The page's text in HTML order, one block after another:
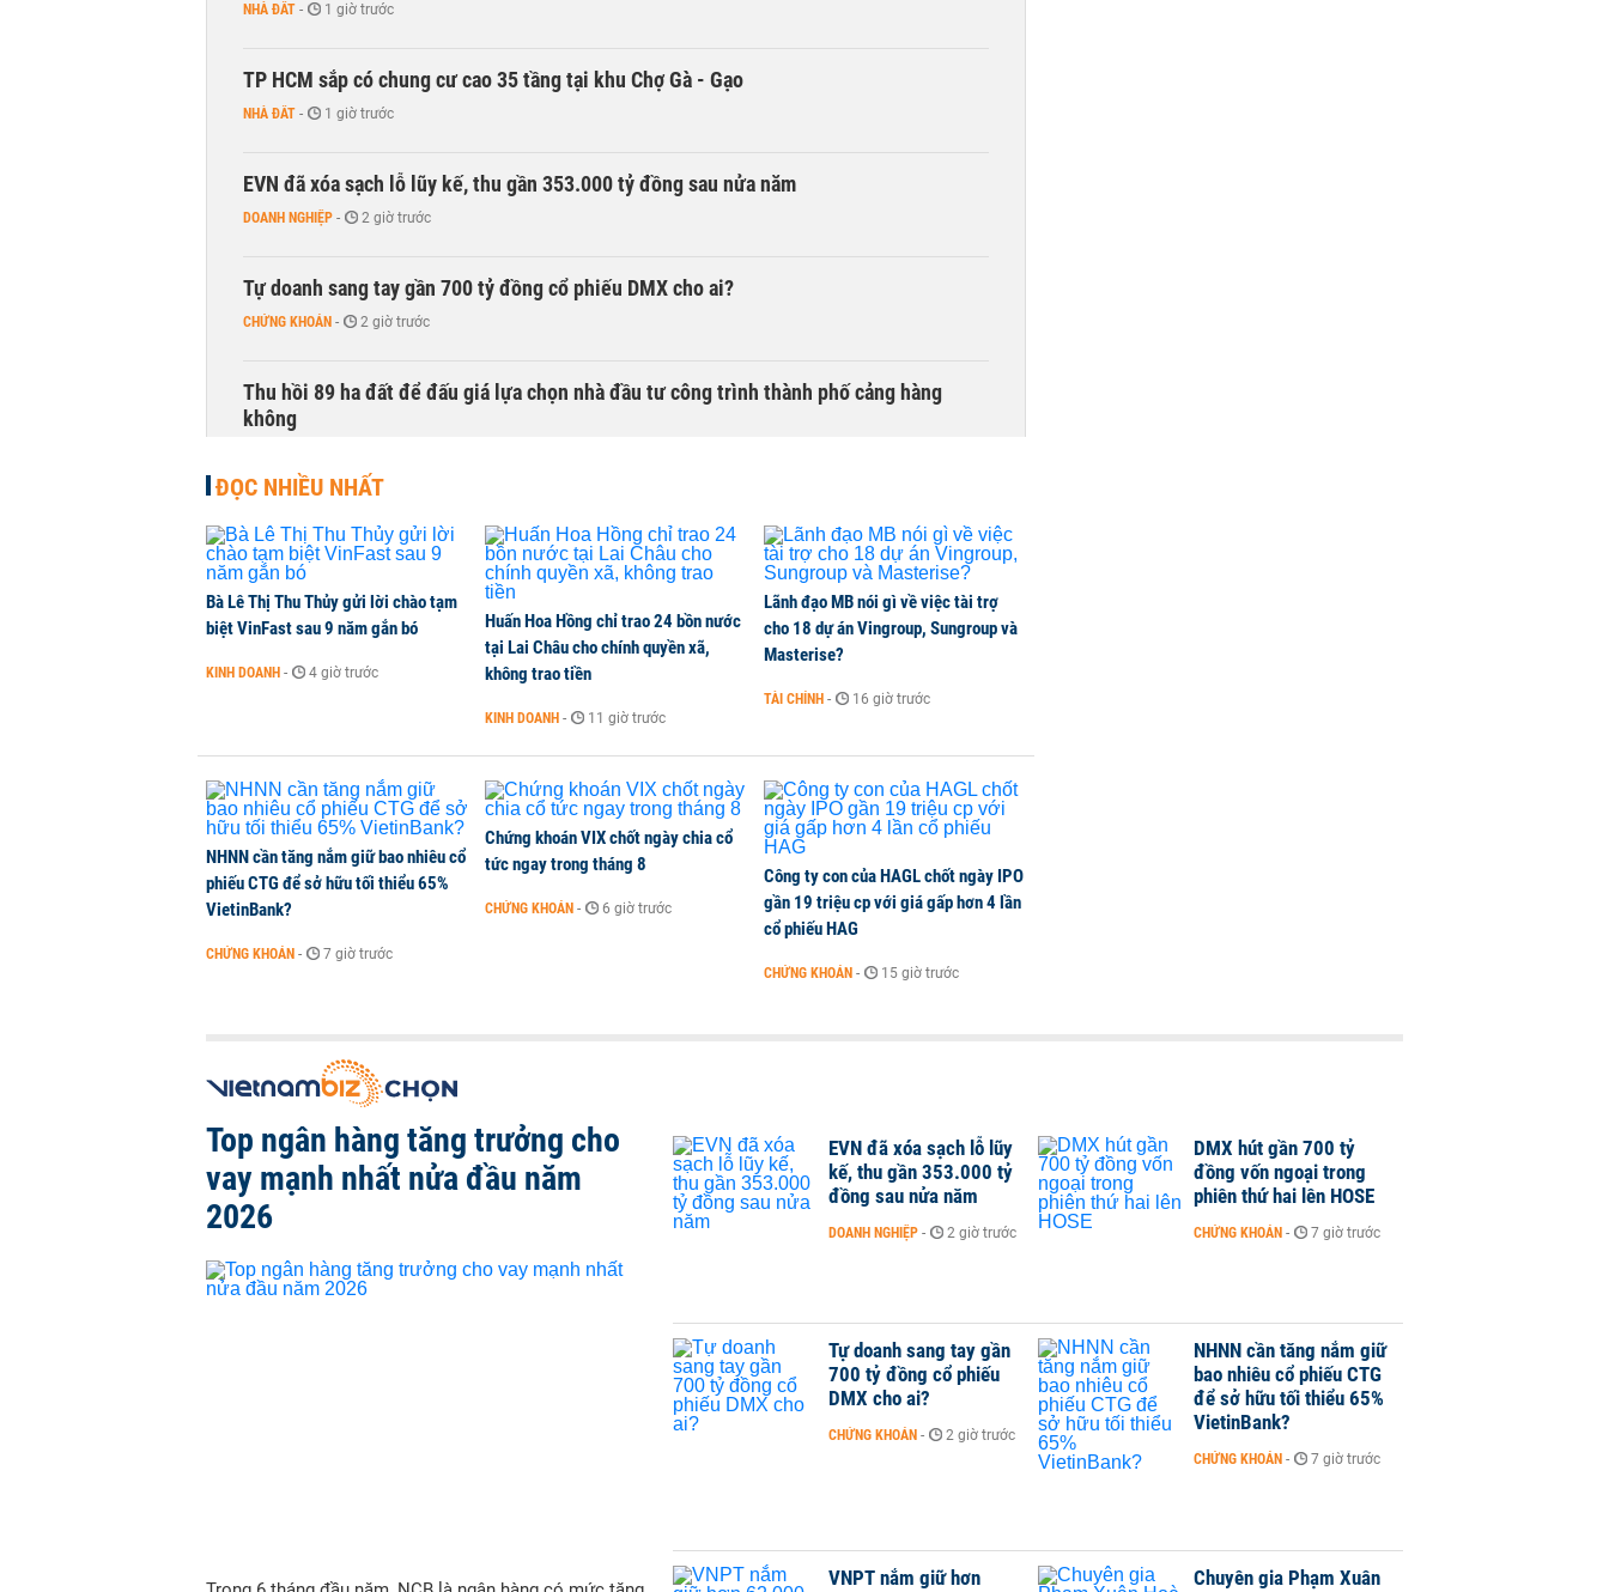
NHÀ ĐẤT - 1 giờ trước
TP HCM sắp có chung cư cao 35 tầng tại khu Chợ Gà - Gạo
NHÀ ĐẤT - 1 giờ trước
EVN đã xóa sạch lỗ lũy kế, thu gần 353.000 tỷ đồng sau nửa năm
DOANH NGHIỆP - 2 giờ trước
Tự doanh sang tay gần 700 tỷ đồng cổ phiếu DMX cho ai?
CHỨNG KHOÁN - 2 giờ trước
Thu hồi 89 ha đất để đấu giá lựa chọn nhà đầu tư công trình thành phố cảng hàng
không
Dòng tiền ngoại bất ngờ trở lại TTCK, ai đã mua vào?
CHỨNG KHOÁN 3 giờ trước
Kiến nghị đưa người bán hàng online, lao động công trình đóng BHXH bắt buộc
TikToker Khánh Sky, Vua Quạt, Hồ Văn Khoa bị khởi tố
ĐỌC NHIỀU NHẤT
Bà Lê Thị Thu Thủy gửi lời chào tạm
biệt VinFast sau 9 năm gắn bó
KINH DOANH - 4 giờ trước
Huấn Hoa Hồng chỉ trao 24 bồn nước
tại Lai Châu cho chính quyền xã,
không trao tiền
KINH DOANH - 11 giờ trước
Lãnh đạo MB nói gì về việc tài trợ
cho 18 dự án Vingroup, Sungroup và
Masterise?
TÀI CHÍNH - 16 giờ trước
NHNN cần tăng nắm giữ bao nhiêu cổ
phiếu CTG để sở hữu tối thiểu 65%
VietinBank?
CHỨNG KHOÁN - 7 giờ trước
Chứng khoán VIX chốt ngày chia cổ
tức ngay trong tháng 8
CHỨNG KHOÁN - 6 giờ trước
Công ty con của HAGL chốt ngày IPO
gần 19 triệu cp với giá gấp hơn 4 lần
cổ phiếu HAG
CHỨNG KHOÁN - 15 giờ trước
Top ngân hàng tăng trưởng cho
vay mạnh nhất nửa đầu năm
2026
EVN đã xóa sạch lỗ lũy
kế, thu gần 353.000 tỷ
đồng sau nửa năm
DOANH NGHIỆP - 2 giờ trước
DMX hút gần 700 tỷ
đồng vốn ngoại trong
phiên thứ hai lên HOSE
CHỨNG KHOÁN - 7 giờ trước
Tự doanh sang tay gần
700 tỷ đồng cổ phiếu
DMX cho ai?
CHỨNG KHOÁN - 2 giờ trước
NHNN cần tăng nắm giữ
bao nhiêu cổ phiếu CTG
để sở hữu tối thiểu 65%
VietinBank?
CHỨNG KHOÁN - 7 giờ trước
VNPT nắm giữ hơn
Chuyên gia Phạm Xuân